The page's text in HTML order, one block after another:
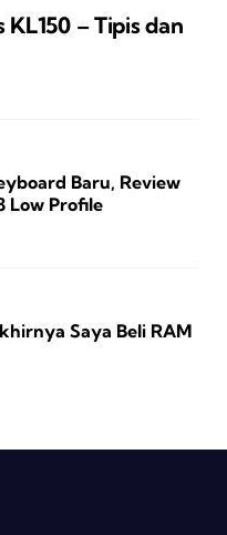
– Tipis dan
Baru, Review
Low Profile
Saya Beli RAM